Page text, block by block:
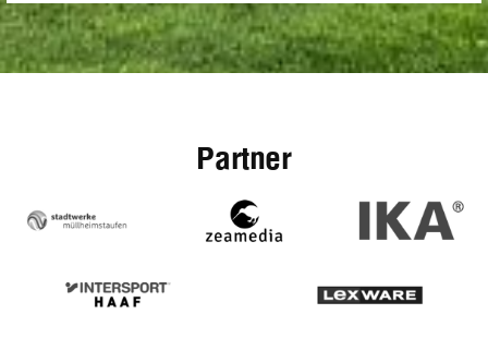
Partner
Müllheim-
zeamedia,
Werbeagentur
IKA
Intersport
Haaf